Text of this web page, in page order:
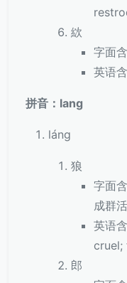
絘
字面
英语
拼音：lang
láng
狼
字面
成群
英语
cruel;
郎